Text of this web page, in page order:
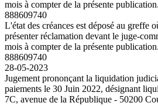
mois à compter de la présente publication.
888609740
L'état des créances est déposé au greffe
présenter réclamation devant le juge-
mois à compter de la présente publication.
888609740
28-05-2023
Jugement prononçant la liquidation
paiements le 30 Juin 2022, désignant
7C, avenue de la République - 50200